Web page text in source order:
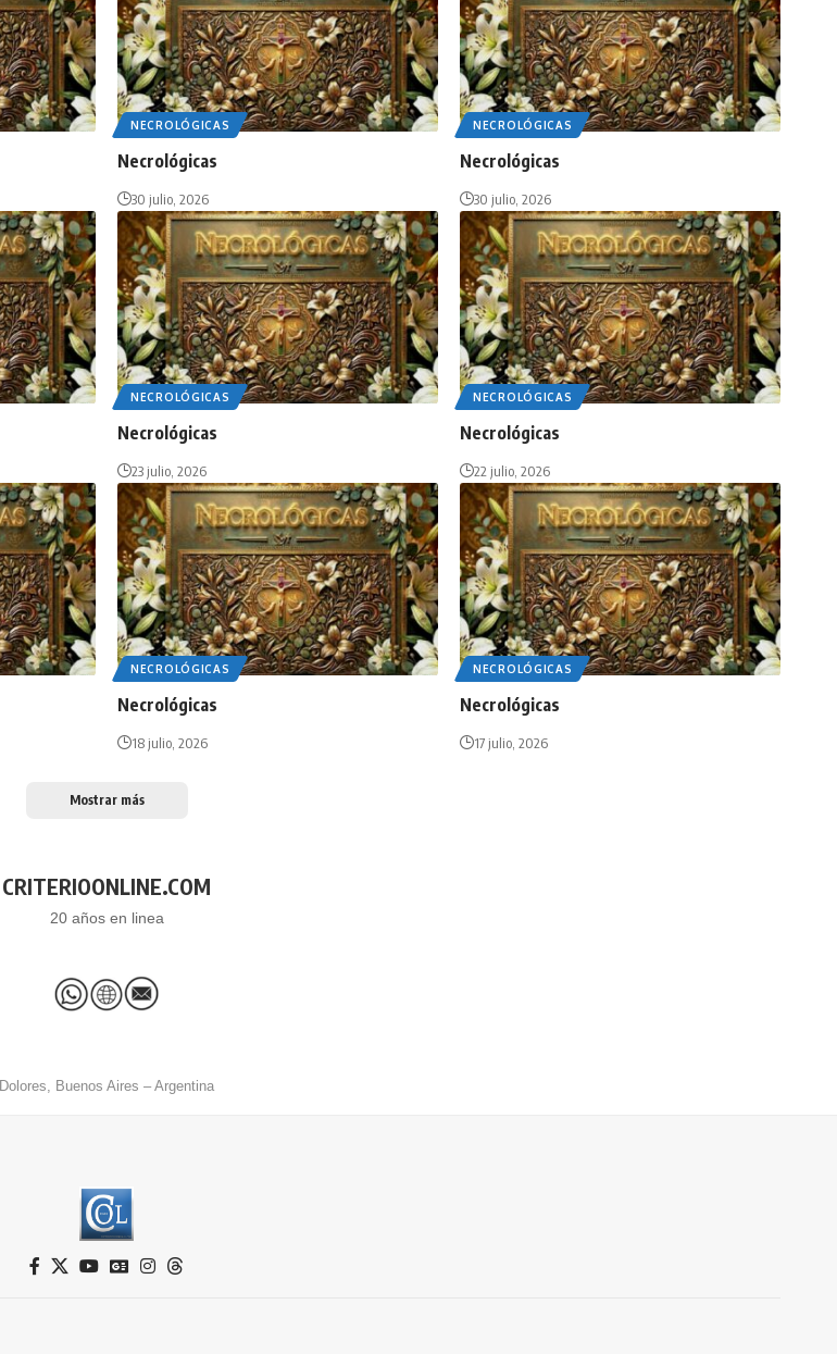
NECROLÓGICAS
Necrológicas
30 julio, 2026
NECROLÓGICAS
Necrológicas
30 julio, 2026
NECROLÓGICAS
Necrológicas
23 julio, 2026
NECROLÓGICAS
Necrológicas
22 julio, 2026
NECROLÓGICAS
Necrológicas
18 julio, 2026
NECROLÓGICAS
Necrológicas
17 julio, 2026
Mostrar más
CRITERIOONLINE.COM
20 años en linea
Dolores, Buenos Aires – Argentina